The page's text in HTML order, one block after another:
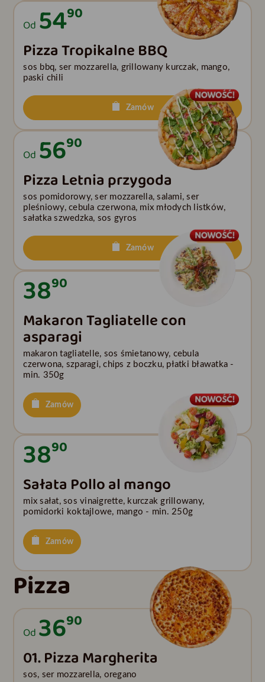
Od 5490
Pizza Tropikalne BBQ
sos bbq, ser mozzarella, grillowany kurczak, mango,
paski chili
Zamów
Od 5690
Pizza Letnia przygoda
sos pomidorowy, ser mozzarella, salami, ser
pleśniowy, cebula czerwona, mix młodych listków,
sałatka szwedzka, sos gyros
Zamów
3890
Makaron Tagliatelle con
asparagi
makaron tagliatelle, sos śmietanowy, cebula
czerwona, szparagi, chips z boczku, płatki bławatka -
min. 350g
Zamów
3890
Sałata Pollo al mango
mix sałat, sos vinaigrette, kurczak grillowany,
pomidorki koktajlowe, mango - min. 250g
Zamów
Pizza
Od 3690
01. Pizza Margherita
sos, ser mozzarella, oregano